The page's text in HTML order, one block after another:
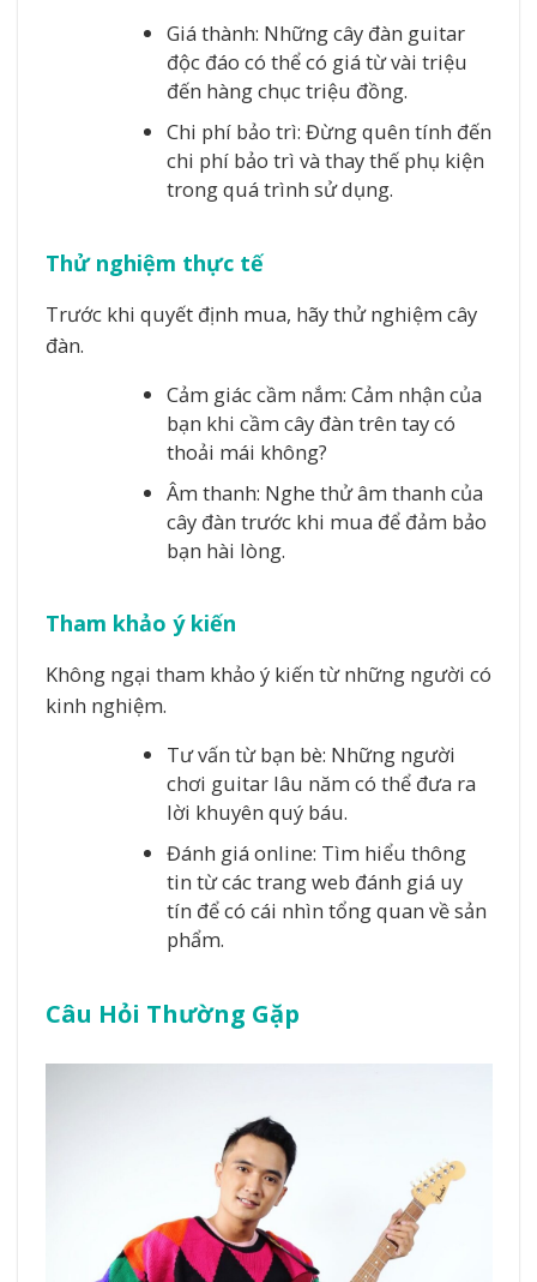
Giá thành: Những cây đàn guitar
độc đáo có thể có giá từ vài triệu
đến hàng chục triệu đồng.
Chi phí bảo trì: Đừng quên tính đến
chi phí bảo trì và thay thế phụ kiện
trong quá trình sử dụng.
Thử nghiệm thực tế
Trước khi quyết định mua, hãy thử nghiệm cây
đàn.
Cảm giác cầm nắm: Cảm nhận của
bạn khi cầm cây đàn trên tay có
thoải mái không?
Âm thanh: Nghe thử âm thanh của
cây đàn trước khi mua để đảm bảo
bạn hài lòng.
Tham khảo ý kiến
Không ngại tham khảo ý kiến từ những người có
kinh nghiệm.
Tư vấn từ bạn bè: Những người
chơi guitar lâu năm có thể đưa ra
lời khuyên quý báu.
Đánh giá online: Tìm hiểu thông
tin từ các trang web đánh giá uy
tín để có cái nhìn tổng quan về sản
phẩm.
Câu Hỏi Thường Gặp